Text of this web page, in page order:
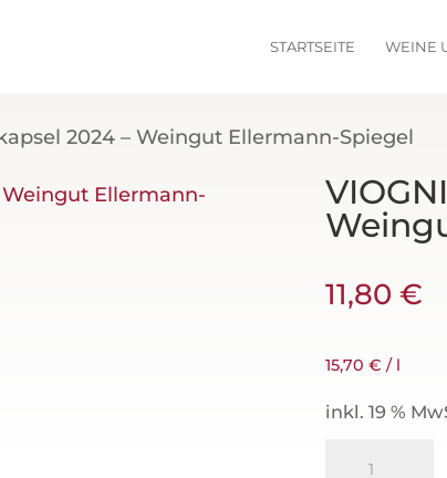
STARTSEITE WEINE
2024 – Weingut Ellermann-Spiegel
11,80 €
15,70 € / l
inkl. 19 %